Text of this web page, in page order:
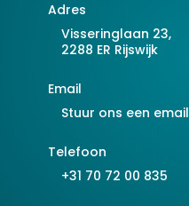
Adres
Visseringlaan 23,
2288 ER Rijswijk
Email
Stuur ons een email
Telefoon
+31 70 72 00 835